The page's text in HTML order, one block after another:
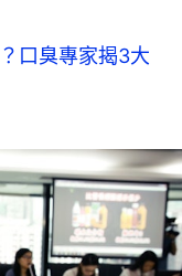
口臭專家揭3大